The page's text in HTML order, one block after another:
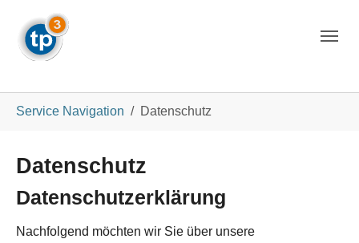
Service Navigation Datenschutz
Datenschutz
Datenschutzerklärung
Nachfolgend möchten wir Sie über unsere